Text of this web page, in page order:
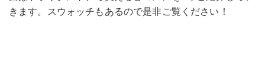
きます。スウォッチもあるので是非ご覧ください！